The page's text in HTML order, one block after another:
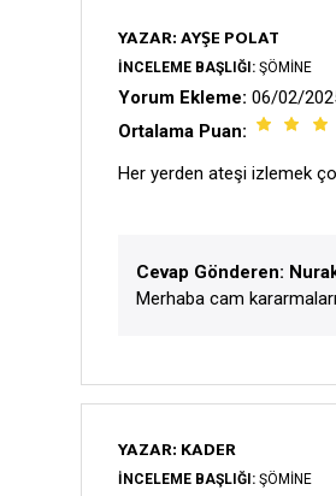
YAZAR: AYŞE POLAT
İNCELEME BAŞLIĞI: ŞÖMINE
Yorum Ekleme: 06/02/
Ortalama Puan:
Her yerden ateşi izlemek
Cevap Gönderen:
Merhaba cam
YAZAR: KADER
İNCELEME BAŞLIĞI: ŞÖMINE